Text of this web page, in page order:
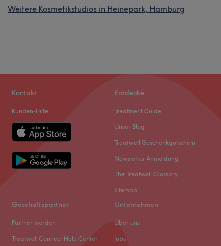
Weitere Kosmetikstudios in Heinepark, Hamburg
Kontakt
Kunden-Hilfe
Entdecke
Treatment Guide
Unser Blog
Treatwell Geschenkgutschein
Newsletter Anmeldung
The Treatwell Glossary
Sitemap
Geschäftspartner
Partner werden
Treatwell Connect Help Center
Unternehmen
Über uns
Jobs